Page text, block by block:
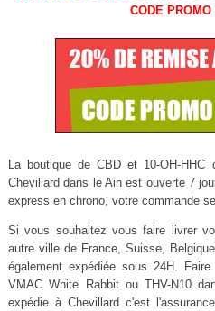
CODE PROMO
La boutique de CBD et 10-OH-HHC
Chevillard dans le Ain est ouverte 7
express en chrono, votre commande
Si vous souhaitez vous faire livrer
autre ville de France, Suisse,
également expédiée sous 24H.
VMAC White Rabbit ou THV-N10
expédie à Chevillard c'est